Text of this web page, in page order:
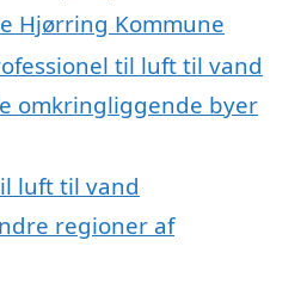
Hjørring Kommune
til luft til vand
omkringliggende byer
luft til vand
regioner af